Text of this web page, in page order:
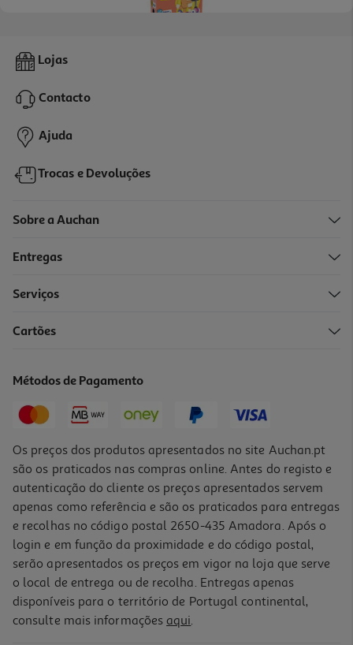
Iogurte Infantil Danonino Para Levar Morango-Banana 4x70g
Price reduced from
2,69 €to
1,99 €
-32%
Price reduced from
2,49 €to
Promoção
Lojas
Contacto
Ajuda
Trocas e Devoluções
Sobre a Auchan
Entregas
Serviços
Cartões
Métodos de Pagamento
Os preços dos produtos apresentados no site Auchan.pt
são os praticados nas compras online. Antes do registo e
autenticação do cliente os preços apresentados servem
apenas como referência e são os praticados para entregas
e recolhas no código postal 2650-435 Amadora. Após o
login e em função da proximidade e do código postal,
serão apresentados os preços em vigor na loja que serve
o local de entrega ou de recolha. Entregas apenas
disponíveis para o território de Portugal continental,
consulte mais informações aqui.